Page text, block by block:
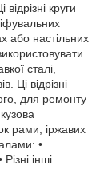
круги
або настільних
сталі,
Ці відрізні
для ремонту
рами, іржавих
•
інші